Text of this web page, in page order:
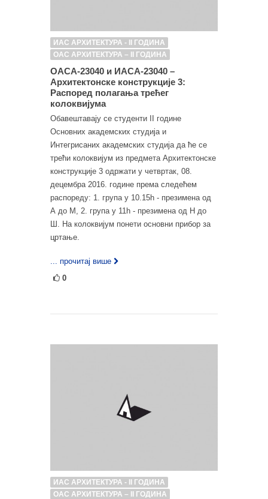
ИАС АРХИТЕКТУРА - II ГОДИНА
ОАС АРХИТЕКТУРА – II ГОДИНА
ОАСА-23040 и ИАСА-23040 –
Архитектонске конструкције 3:
Распоред полагања трећег
колоквијума
Обавештавају се студенти II године
Основних академских студија и
Интегрисаних академских студија да ће се
трећи колоквијум из предмета Архитектонске
конструкције 3 одржати у четвртак, 08.
децембра 2016. године према следећем
распореду: 1. група у 10.15h - презимена од
А до М, 2. група у 11h - презимена од Н до
Ш. На колоквијум понети основни прибор за
цртање.
... прочитај више
0
ИАС АРХИТЕКТУРА - II ГОДИНА
ОАС АРХИТЕКТУРА – II ГОДИНА